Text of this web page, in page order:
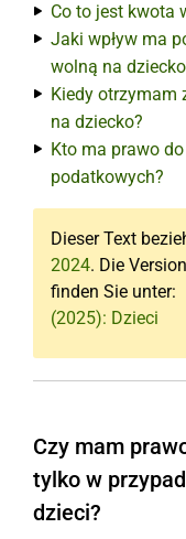
Co to jest kwota
Jaki wpływ ma
wolną na
Kiedy otrzymam
na dziecko?
Kto ma prawo
podatkowych?
Dieser Text
2024. Die
finden Sie unter:
(2025): Dzieci
Czy mam
tylko w
dzieci?